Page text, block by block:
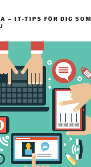
– IT-TIPS FÖR DIG SOM